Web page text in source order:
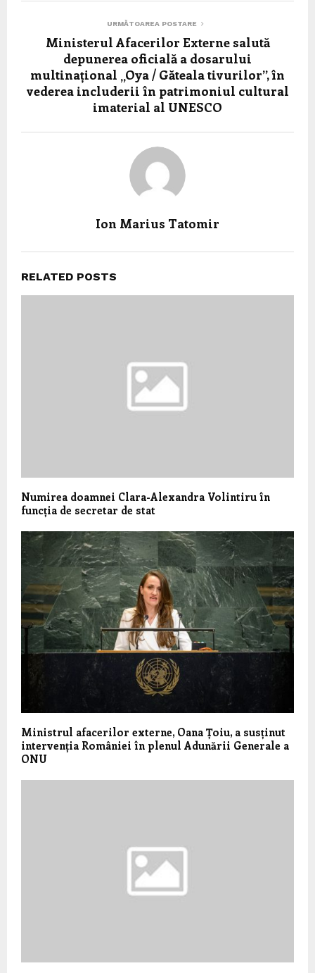
URMĂTOAREA POSTARE
Ministerul Afacerilor Externe salută
depunerea oficială a dosarului
multinațional „Oya / Găteala tivurilor”, în
vederea includerii în patrimoniul cultural
imaterial al UNESCO
Ion Marius Tatomir
RELATED POSTS
Numirea doamnei Clara-Alexandra Volintiru în
funcția de secretar de stat
Ministrul afacerilor externe, Oana Țoiu, a susținut
intervenția României în plenul Adunării Generale a
ONU